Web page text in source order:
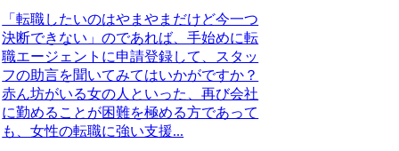
「転職したいのはやまやまだけど今一つ
決断できない」のであれば、手始めに転
職エージェントに申請登録して、スタッ
フの助言を聞いてみてはいかがですか？
赤ん坊がいる女の人といった、再び会社
に勤めることが困難を極める方であって
も、女性の転職に強い支援...